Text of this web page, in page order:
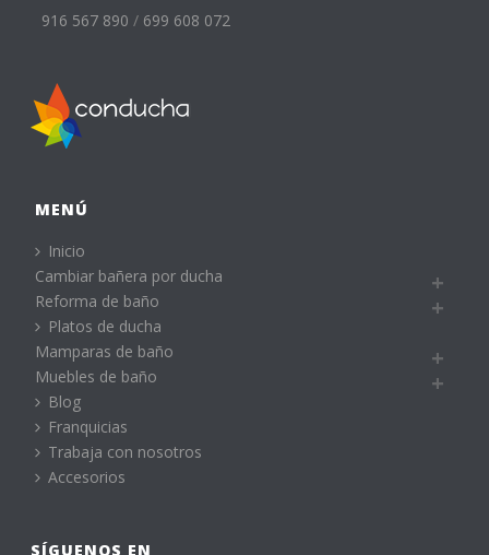
916 567 890 / 699 608 072
MENÚ
Inicio
Cambiar bañera por ducha
Reforma de baño
Platos de ducha
Mamparas de baño
Muebles de baño
Blog
Franquicias
Trabaja con nosotros
Accesorios
SÍGUENOS EN